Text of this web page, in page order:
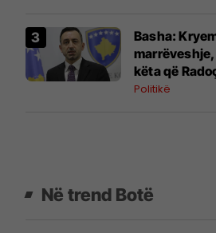
Basha:
këta që
kryeministri
Politikë
Në trend Botë